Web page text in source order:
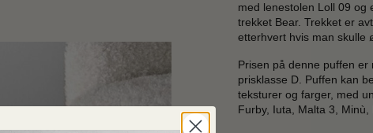
med lenestolen Loll 09 og
trekket Bear. Trekket er
etterhvert hvis man skulle
Prisen på denne puffen er
prisklasse D. Puffen kan
teksturer og farger, med
Furby, Iuta, Malta 3, Minù,